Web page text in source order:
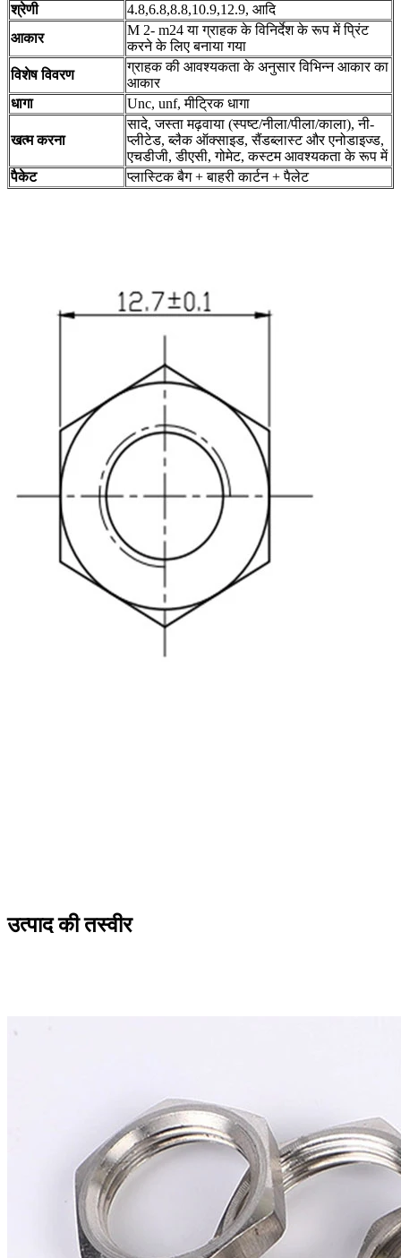
श्रेणी
4.8,6.8,8.8,10.9,12.9, आदि
आकार
M 2- m24 या ग्राहक के विनिर्देश के रूप में प्रिंट
करने के लिए बनाया गया
विशेष विवरण
ग्राहक की आवश्यकता के अनुसार विभिन्न आकार का
आकार
धागा
Unc, unf, मीट्रिक धागा
खत्म करना
सादे, जस्ता मढ़वाया (स्पष्ट/नीला/पीला/काला), नी-
प्लीटेड, ब्लैक ऑक्साइड, सैंडब्लास्ट और एनोडाइज्ड,
एचडीजी, डीएसी, गोमेट, कस्टम आवश्यकता के रूप में
पैकेट
प्लास्टिक बैग + बाहरी कार्टन + पैलेट
उत्पाद की तस्वीर